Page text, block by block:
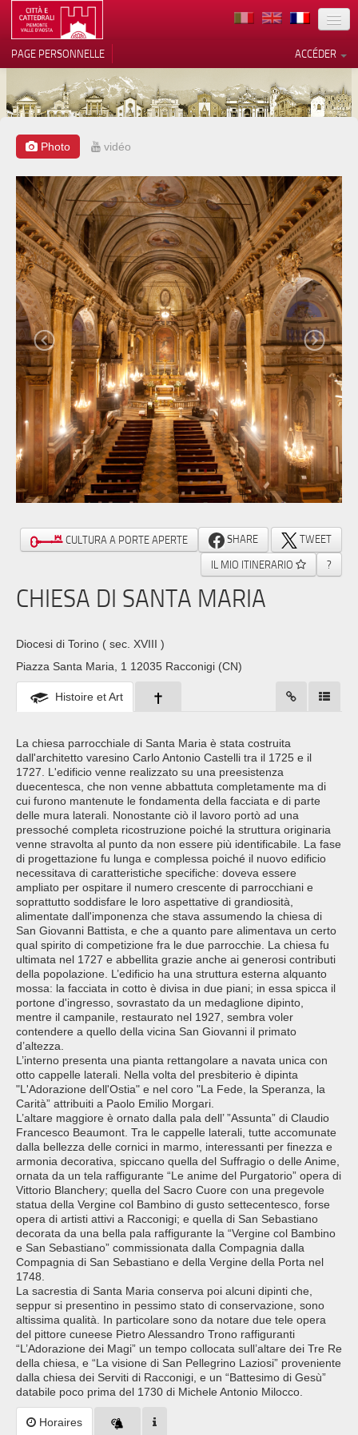
TERRITOIRE
ARCHITECTURE
MUSÉES
ITINÉRAIRES
EVÉNEMENTS
ACCUEIL
BÉNÉVOLES
CONTACTS
PRESS
ACCÉDER
PAGE PERSONNELLE
Photo vidéo
CULTURA A PORTE APERTE SHARE
TWEET
IL MIO ITINERARIO
?
CHIESA DI SANTA MARIA
Diocesi di Torino ( sec. XVIII )
Piazza Santa Maria, 1 12035 Racconigi (CN)
Histoire et Art
La chiesa parrocchiale di Santa Maria è stata costruita
dall'architetto varesino Carlo Antonio Castelli tra il 1725 e il
1727. L'edificio venne realizzato su una preesistenza
duecentesca, che non venne abbattuta completamente ma di
cui furono mantenute le fondamenta della facciata e di parte
delle mura laterali. Nonostante ciò il lavoro portò ad una
pressoché completa ricostruzione poiché la struttura originaria
venne stravolta al punto da non essere più identificabile. La fase
di progettazione fu lunga e complessa poiché il nuovo edificio
necessitava di caratteristiche specifiche: doveva essere
ampliato per ospitare il numero crescente di parrocchiani e
soprattutto soddisfare le loro aspettative di grandiosità,
alimentate dall'imponenza che stava assumendo la chiesa di
San Giovanni Battista, e che a quanto pare alimentava un certo
qual spirito di competizione fra le due parrocchie. La chiesa fu
ultimata nel 1727 e abbellita grazie anche ai generosi contributi
della popolazione. L’edificio ha una struttura esterna alquanto
mossa: la facciata in cotto è divisa in due piani; in essa spicca il
portone d'ingresso, sovrastato da un medaglione dipinto,
mentre il campanile, restaurato nel 1927, sembra voler
contendere a quello della vicina San Giovanni il primato
d’altezza.
L’interno presenta una pianta rettangolare a navata unica con
otto cappelle laterali. Nella volta del presbiterio è dipinta
"L'Adorazione dell'Ostia" e nel coro "La Fede, la Speranza, la
Carità” attribuiti a Paolo Emilio Morgari.
L’altare maggiore è ornato dalla pala dell’ ”Assunta” di Claudio
Francesco Beaumont. Tra le cappelle laterali, tutte accomunate
dalla bellezza delle cornici in marmo, interessanti per finezza e
armonia decorativa, spiccano quella del Suffragio o delle Anime,
ornata da un tela raffigurante “Le anime del Purgatorio” opera di
Vittorio Blanchery; quella del Sacro Cuore con una pregevole
statua della Vergine col Bambino di gusto settecentesco, forse
opera di artisti attivi a Racconigi; e quella di San Sebastiano
decorata da una bella pala raffigurante la “Vergine col Bambino
e San Sebastiano” commissionata dalla Compagnia dalla
Compagnia di San Sebastiano e della Vergine della Porta nel
1748.
La sacrestia di Santa Maria conserva poi alcuni dipinti che,
seppur si presentino in pessimo stato di conservazione, sono
altissima qualità. In particolare sono da notare due tele opera
del pittore cuneese Pietro Alessandro Trono raffiguranti
“L’Adorazione dei Magi” un tempo collocata sull’altare dei Tre Re
della chiesa, e “La visione di San Pellegrino Laziosi” proveniente
dalla chiesa dei Serviti di Racconigi, e un “Battesimo di Gesù”
databile poco prima del 1730 di Michele Antonio Milocco.
Horaires
Notification lors de la collecte
Vos choix en matière de